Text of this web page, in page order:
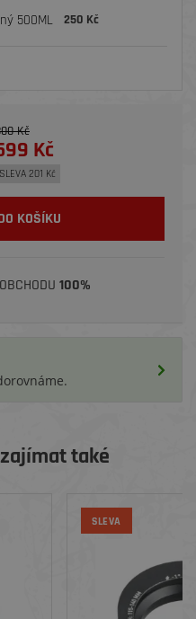
500ML 250 Kč
Kč
Kč
SLEVA 201 Kč
KOŠÍKU
100%
také
SLEVA